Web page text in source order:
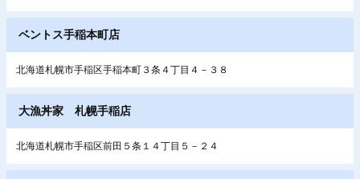
ベントス手稲本町店
北海道札幌市手稲区手稲本町３条４丁目４－３８
大漁丼家 札幌手稲店
北海道札幌市手稲区前田５条１４丁目５－２４